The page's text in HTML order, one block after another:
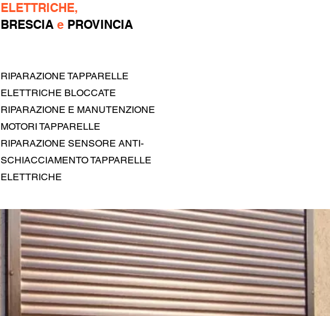
ELETTRICHE,
BRESCIA e PROVINCIA
RIPARAZIONE TAPPARELLE
ELETTRICHE BLOCCATE
RIPARAZIONE E MANUTENZIONE
MOTORI TAPPARELLE
RIPARAZIONE SENSORE ANTI-
SCHIACCIAMENTO TAPPARELLE
ELETTRICHE